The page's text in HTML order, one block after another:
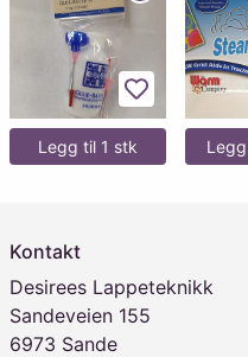
Legg til
Legg til 1 stk
Kontakt
Desirees Lappeteknikk
Sandeveien 155
6973 Sande